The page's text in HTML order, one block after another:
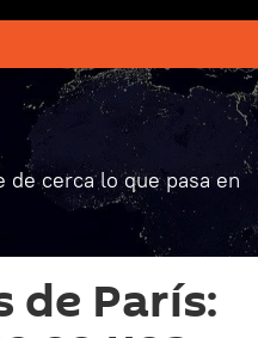
cerca lo que pasa en
de París: